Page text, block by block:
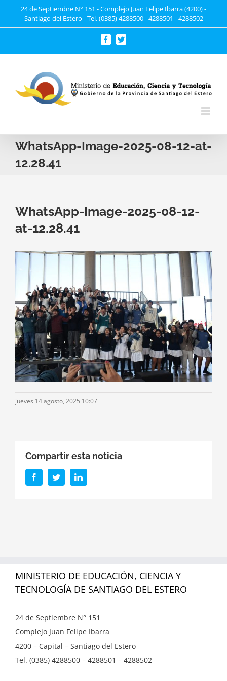
24 de Septiembre N° 151 - Complejo Juan Felipe Ibarra (4200) -
Santiago del Estero - Tel. (0385) 4288500 - 4288501 - 4288502
FacebookTwitter
WhatsApp-Image-2025-08-12-at-
12.28.41
WhatsApp-Image-2025-08-12-
at-12.28.41
jueves 14 agosto, 2025 10:07
Compartir esta noticia
FacebookTwitterLinkedIn
MINISTERIO DE EDUCACIÓN, CIENCIA Y
TECNOLOGÍA DE SANTIAGO DEL ESTERO
24 de Septiembre N° 151
Complejo Juan Felipe Ibarra
4200 – Capital – Santiago del Estero
Tel. (0385) 4288500 – 4288501 – 4288502